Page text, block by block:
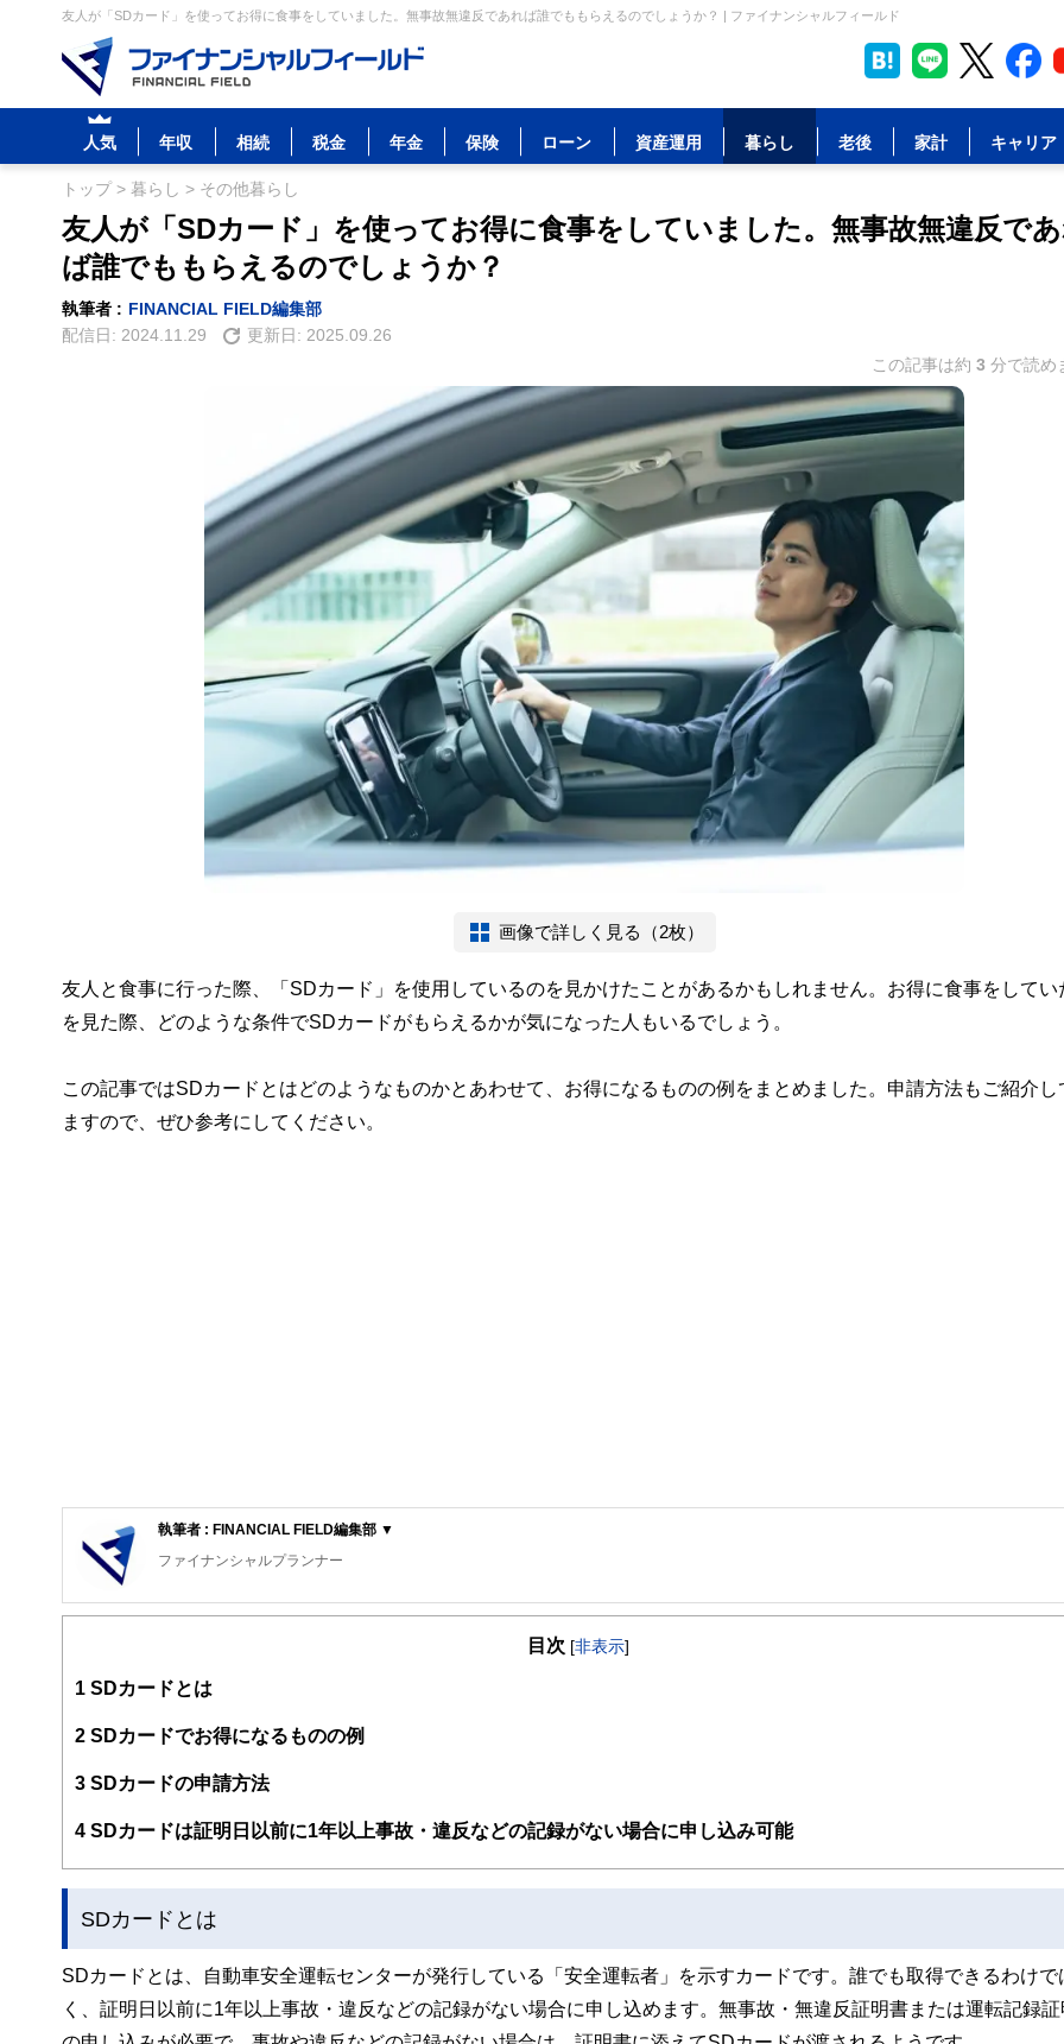
友人が「SDカード」を使ってお得に食事をしていました。無事故無違反であれば誰でももらえるのでしょうか？ | ファイナンシャルフィールド
人気 年収 相続 税金 年金 保険 ローン 資産運用 暮らし 老後 家計 キャリア
トップ> 暮らし > その他暮らし
友人が「SDカード」を使ってお得に食事をしていました。無事故無違反で
ば誰でももらえるのでしょうか？
執筆者 : FINANCIAL FIELD編集部
配信日: 2024.11.29 更新日: 2025.09.26
この記事は約 3 分で読め
画像で詳しく見る（2枚）
友人と食事に行った際、「SDカード」を使用しているのを見かけたことがあるかもしれません。お得に食事をしてい
を見た際、どのような条件でSDカードがもらえるかが気になった人もいるでしょう。
この記事ではSDカードとはどのようなものかとあわせて、お得になるものの例をまとめました。申請方法もご紹介し
ますので、ぜひ参考にしてください。
執筆者 : FINANCIAL FIELD編集部 ▼
ファイナンシャルプランナー
FinancialField編集部は、金融、経済に関する記事を、日々の暮らしにどのような影響を与えるかという視点で、お金の知識がない方でも理解
案から記事掲載まですべての工程に関わることで、読者目線のコンテンツを追求しています。
FinancialFieldの特徴は、ファイナンシャルプランナー、弁護士、税理士、宅地建物取引士、相続診断士、住宅ローンアドバイザー、DCプラン
ー、公認会計士、社会保険労務士、行政書士、投資アナリスト、キャリアコンサルタントなど150名以上の有資格者を執筆者・監修者として迎
と、読み応えのあるコンテンツと確かな情報発信を実現しています。
私たちは、快適でより良い生活のアイデアを提供するお金のコンシェルジュを目指します。
目次 [非表示]
1 SDカードとは
2 SDカードでお得になるものの例
3 SDカードの申請方法
4 SDカードは証明日以前に1年以上事故・違反などの記録がない場合に申し込み可能
SDカードとは
SDカードとは、自動車安全運転センターが発行している「安全運転者」を示すカードです。誰でも取得できるわけで
く、証明日以前に1年以上事故・違反などの記録がない場合に申し込めます。無事故・無違反証明書または運転記録